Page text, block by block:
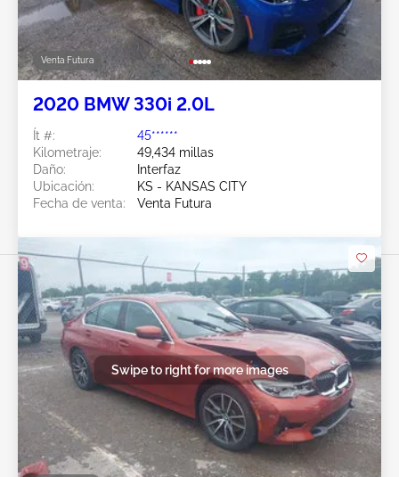
Venta Futura
2020 BMW 330i 2.0L
Ít #:
45******
Kilometraje:
49,434 millas
Daño:
Interfaz
Ubicación:
KS - KANSAS CITY
Fecha de venta:
Venta Futura
Swipe to right for more images